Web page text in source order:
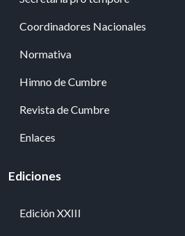
Coordinadores Nacionales
Normativa
Himno de Cumbre
Revista de Cumbre
Enlaces
Ediciones
Edición XXIII